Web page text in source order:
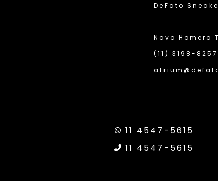
DeFato
Novo Homero
(11) 3198-8257
11 4547-5615
11 4547-5615
Lei da Transparência Google